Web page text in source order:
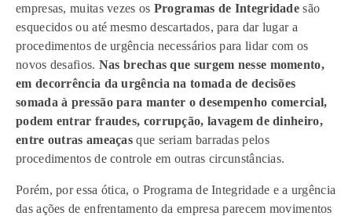
empresas, muitas vezes os Programas de Integridade são
esquecidos ou até mesmo descartados, para dar lugar a
procedimentos de urgência necessários para lidar com os
novos desafios. Nas brechas que surgem nesse momento,
em decorrência da urgência na tomada de decisões
somada à pressão para manter o desempenho comercial,
podem entrar fraudes, corrupção, lavagem de dinheiro,
entre outras ameaças que seriam barradas pelos
procedimentos de controle em outras circunstâncias.
Porém, por essa ótica, o Programa de Integridade e a urgência
das ações de enfrentamento da empresa parecem movimentos